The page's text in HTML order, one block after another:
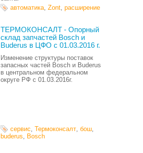
автоматика, Zont, расширение
ТЕРМОКОНСАЛТ - Опорный
склад запчастей Bosch и
Buderus в ЦФО с 01.03.2016 г.
Изменение структуры поставок
запасных частей Bosch и Buderus
в центральном федеральном
округе РФ с 01.03.2016г.
сервис, Термоконсалт, бош,
buderus, Bosch